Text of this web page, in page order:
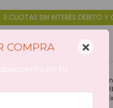
- 10% OFF CON
COMPRA ×
descuento en tu